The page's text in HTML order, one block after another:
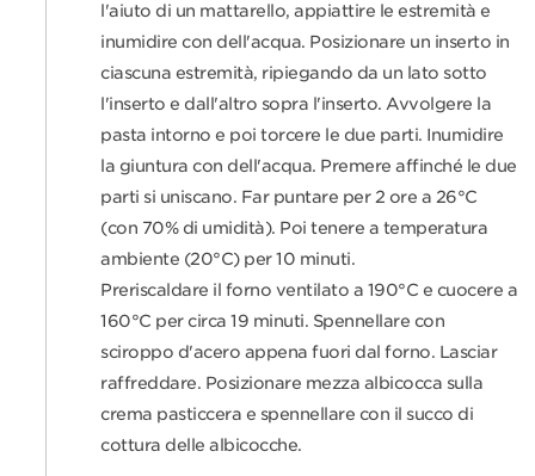
l'aiuto di un mattarello, appiattire le estremità e
inumidire con dell'acqua. Posizionare un inserto in
ciascuna estremità, ripiegando da un lato sotto
l'inserto e dall'altro sopra l'inserto. Avvolgere la
pasta intorno e poi torcere le due parti. Inumidire
la giuntura con dell'acqua. Premere affinché le due
parti si uniscano. Far puntare per 2 ore a 26°C
(con 70% di umidità). Poi tenere a temperatura
ambiente (20°C) per 10 minuti.
Preriscaldare il forno ventilato a 190°C e cuocere a
160°C per circa 19 minuti. Spennellare con
sciroppo d'acero appena fuori dal forno. Lasciar
raffreddare. Posizionare mezza albicocca sulla
crema pasticcera e spennellare con il succo di
cottura delle albicocche.